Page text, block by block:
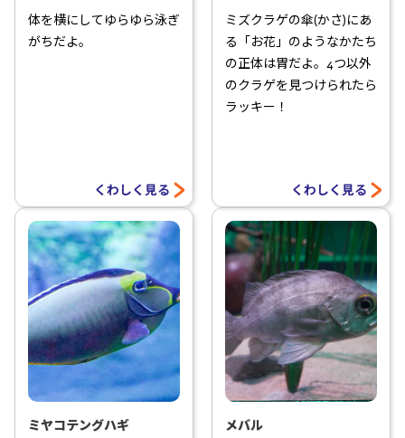
体を横にしてゆらゆら泳ぎ
がちだよ。
くわしく見る
ミズクラゲの傘(かさ)にあ
る「お花」のようなかたち
の正体は胃だよ。4つ以外
のクラゲを見つけられたら
ラッキー！
くわしく見る
ミヤコテングハギ
メバル